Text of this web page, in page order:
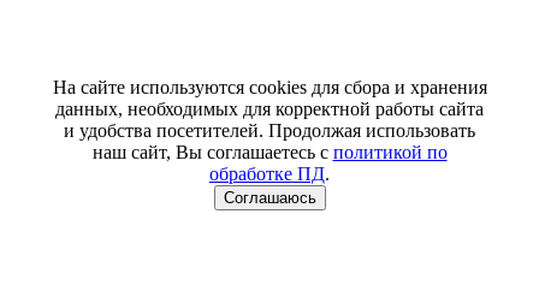
На сайте используются cookies для сбора и хранения
данных, необходимых для корректной работы сайта
и удобства посетителей. Продолжая использовать
наш сайт, Вы соглашаетесь с политикой по
обработке ПД.
Соглашаюсь